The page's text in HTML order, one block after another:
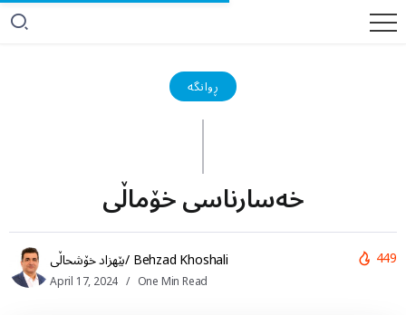
ڕوانگە
خەسارناسی خۆماڵی
بێهزاد خۆشحاڵی/ Behzad Khoshali
April 17, 2024 One Min Read
449